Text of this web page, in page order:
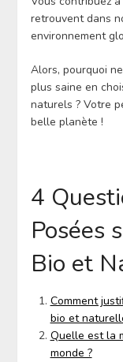
retrouvent dans
environnement
Alors, pourquoi
plus saine en
naturels ? Votre
belle planète !
4
Posées
Bio et
Comment
bio et
Quelle est la
monde ?